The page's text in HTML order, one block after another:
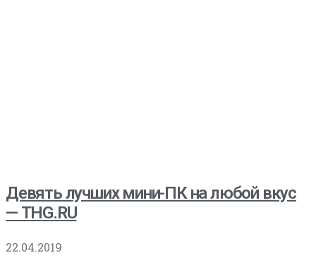
Девять лучших мини-ПК на любой вкус
— THG.RU
22.04.2019